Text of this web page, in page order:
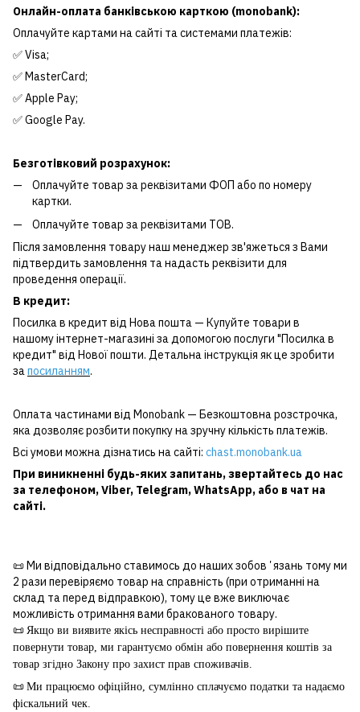
Онлайн-оплата банківською карткою (monobank):
Оплачуйте картами на сайті та системами платежів:
✅ Visa;
✅ MasterCard;
✅ Apple Pay;
✅ Google Pay.
Безготівковий розрахунок:
Оплачуйте товар за реквізитами ФОП або по номеру
картки.
Оплачуйте товар за реквізитами ТОВ.
Після замовлення товару наш менеджер зв'яжеться з Вами
підтвердить замовлення та надасть реквізити для
проведення операції.
В кредит:
Посилка в кредит від Нова пошта — Купуйте товари в
нашому інтернет-магазині за допомогою послуги "Посилка в
кредит" від Нової пошти. Детальна інструкція як це зробити
запосиланням.
Оплата частинами від Monobank — Безкоштовна розстрочка,
яка дозволяє розбити покупку на зручну кількість платежів.
Всі умови можна дізнатись на сайті: chast.monobank.ua
При виникненні будь-яких запитань, звертайтесь до нас
за телефоном,Viber, Telegram,WhatsApp, або в чат на
сайті.
📜 Ми відповідально ставимось до наших зобовʼязань тому ми
2 рази перевіряємо товар на справність (при отриманні на
склад та перед відправкою), тому це вже виключає
можливість отримання вами бракованого товару.
📜 Якщо ви виявите якісь несправності або просто вирішите
повернути товар, ми гарантуємо обмін або повернення коштів за
товар згідно Закону про захист прав споживачів.
📜 Ми працюємо офіційно, сумлінно сплачуємо податки та надаємо
фіскальний чек.